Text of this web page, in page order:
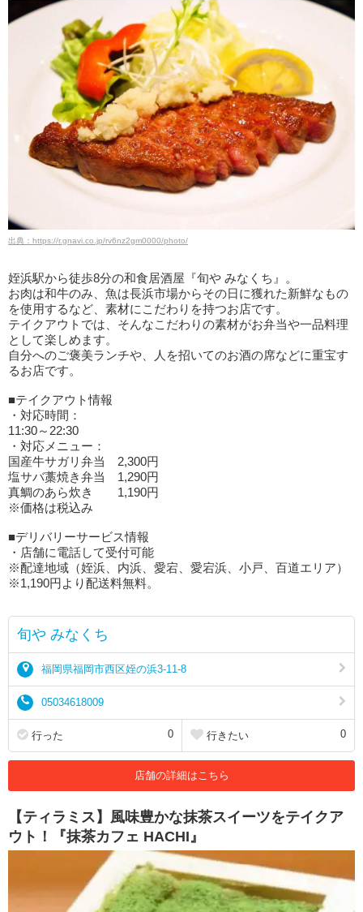
出典：https://r.gnavi.co.jp/rv6nz2gm0000/photo/
姪浜駅から徒歩8分の和食居酒屋『旬や みなくち』。
お肉は和牛のみ、魚は長浜市場からその日に獲れた新鮮なもの
を使用するなど、素材にこだわりを持つお店です。
テイクアウトでは、そんなこだわりの素材がお弁当や一品料理
として楽しめます。
自分へのご褒美ランチや、人を招いてのお酒の席などに重宝す
るお店です。
■テイクアウト情報
・対応時間：
11:30～22:30
・対応メニュー：
国産牛サガリ弁当 2,300円
塩サバ藁焼き弁当 1,290円
真鯛のあら炊き 1,190円
※価格は税込み
■デリバリーサービス情報
・店舗に電話して受付可能
※配達地域（姪浜、内浜、愛宕、愛宕浜、小戸、百道エリア）
※1,190円より配送料無料。
旬や みなくち
福岡県福岡市西区姪の浜3-11-8
05034618009
行った 0 行きたい 0
店舗の詳細はこちら
【ティラミス】風味豊かな抹茶スイーツをテイクア
ウト！『抹茶カフェ HACHI』